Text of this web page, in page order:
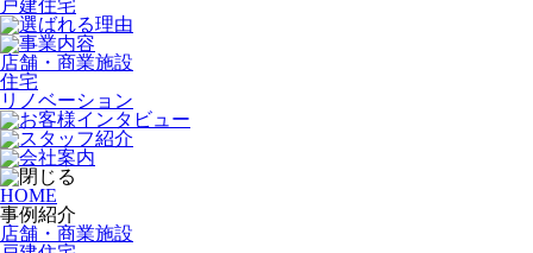
戸建住宅
店舗・商業施設
住宅
リノベーション
HOME
事例紹介
店舗・商業施設